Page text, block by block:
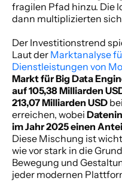
fragilen Pfad hinzu. Die
dann multiplizierten
Der Investitionstrend
Laut der Marktanalyse
Dienstleistungen von
Markt für Big Data
auf 105,38 Milliarden
213,07 Milliarden USD
erreichen, wobei
im Jahr 2025 einen
Diese Mischung ist
wie vor stark in die
Bewegung und
jeder modernen